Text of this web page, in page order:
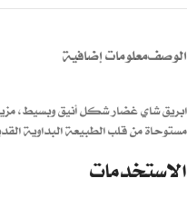
الوصفمعلومات إضافية
ابريق شاي غضار شكل أنيق وبسيط،
مستوحاة من قلب الطبيعة البداوية
الاستخدمات